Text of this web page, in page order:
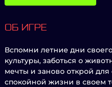
ОБ ИГРЕ
Вспомни летние дни
культуры, заботься о
мечты и заново открой для
спокойной жизни в своем